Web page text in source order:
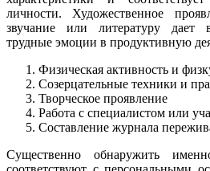
личности. Художественное
звучание или литературу дает
трудные эмоции в продуктивную
Физическая активность и
Созерцательные техники и
Творческое проявление
Работа с специалистом или
Составление журнала
Существенно обнаружить